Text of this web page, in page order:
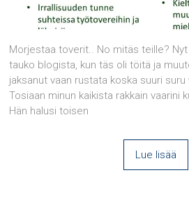
Morjestaa toverit.. No mitäs teille?
tauko blogista, kun täs oli töitä ja
jaksanut vaan rustata koska suuri
Tosiaan minun kaikista rakkain vaarini
Hän halusi toisen
Lue lisää